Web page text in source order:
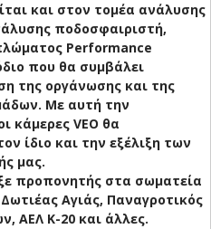
και στον τομέα ανάλυσης
ποδοσφαιριστή,
Performance
που θα συμβάλει
της οργάνωσης και της
Με αυτή την
κάμερες VEO θα
ίδιο και την εξέλιξη των
μας.
προπονητής στα σωματεία
Αγιάς, Παναγροτικός
ΑΕΛ Κ-20 και άλλες.